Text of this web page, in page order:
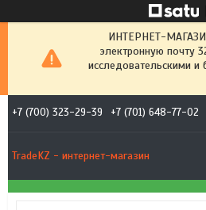
ИНТЕРНЕТ-
электронную почту
исследовательскими
+7 (700) 323-29-39 +7 (701) 648-77-02
TradeKZ - интернет-магазин